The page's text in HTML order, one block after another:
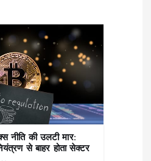
नीति की उलटी मार:
से बाहर होता सेक्टर